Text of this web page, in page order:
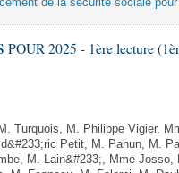
de la sécurité sociale pour
2025 - 1ère lecture
Turquois, M. Philippe Vigier,
Petit, M. Pahun, M.
M. Lain&#233;, Mme